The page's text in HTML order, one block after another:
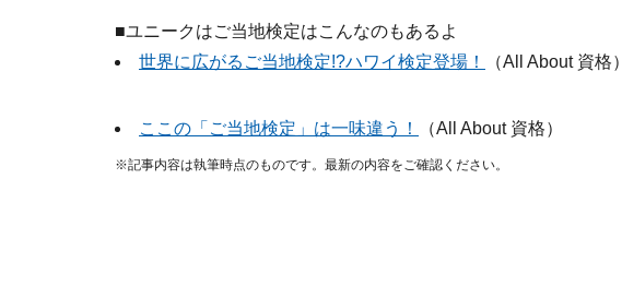
■ユニークはご当地検定はこんなのもあるよ
世界に広がるご当地検定!?ハワイ検定登場！
（All About 資格）
ここの「ご当地検定」は一味違う！ （All About 資格）
※記事内容は執筆時点のものです。最新の内容をご確認ください。